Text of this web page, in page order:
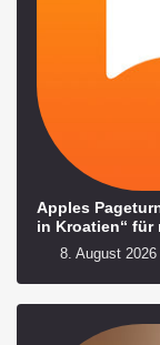
Apples
in Kroatien“ für
8. August 2026